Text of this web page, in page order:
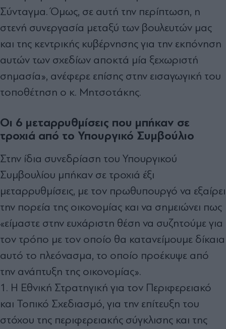
Σύνταγμα. Όμως, σε αυτή την περίπτωση, η
στενή συνεργασία μεταξύ των βουλευτών μας
και της κεντρικής κυβέρνησης για την εκπόνηση
αυτών των σχεδίων αποκτά μία ξεχωριστή
σημασία», ανέφερε επίσης στην εισαγωγική του
τοποθέτηση ο κ. Μητσοτάκης.
Οι 6 μεταρρυθμίσεις που μπήκαν σε
τροχιά από το Υπουργικό Συμβούλιο
Στην ίδια συνεδρίαση του Υπουργικού
Συμβουλίου μπήκαν σε τροχιά έξι
μεταρρυθμίσεις, με τον πρωθυπουργό να εξαίρει
την πορεία της οικονομίας και να σημειώνει πως
«είμαστε στην ευχάριστη θέση να συζητούμε για
τον τρόπο με τον οποίο θα κατανείμουμε δίκαια
αυτό το πλεόνασμα, το οποίο προέκυψε από
την ανάπτυξη της οικονομίας».
1. Η Εθνική Στρατηγική για τον Περιφερειακό
και Τοπικό Σχεδιασμό, για την επίτευξη του
στόχου της περιφερειακής σύγκλισης και της